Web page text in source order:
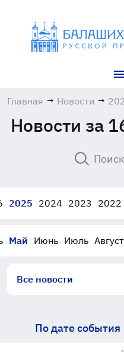
Главная → Новости →
Новости за
2025 2024 2023 2022
Май Июнь Июль Август
Все новости
По дате события